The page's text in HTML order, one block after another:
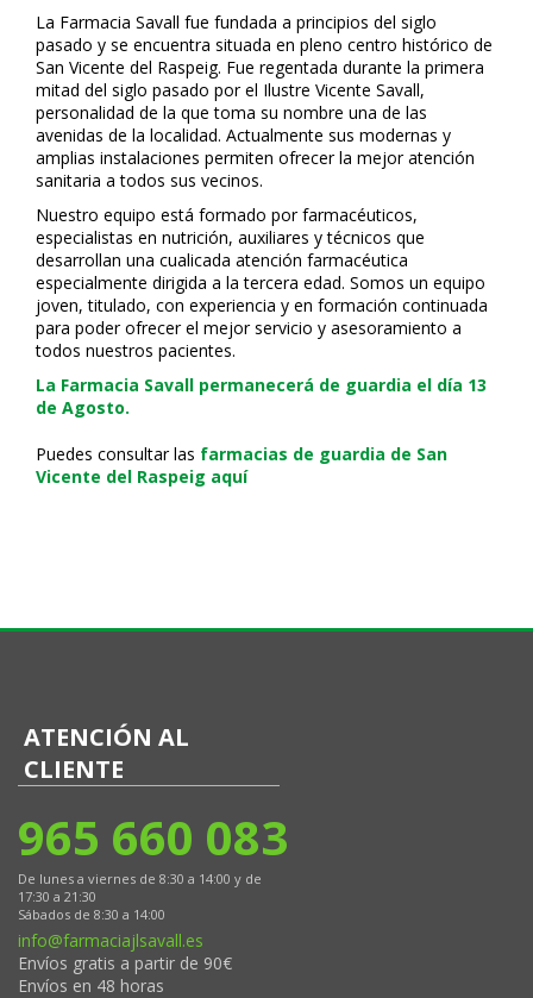
La Farmacia Savall fue fundada a principios del siglo
pasado y se encuentra situada en pleno centro histórico de
San Vicente del Raspeig. Fue regentada durante la primera
mitad del siglo pasado por el Ilustre Vicente Savall,
personalidad de la que toma su nombre una de las
avenidas de la localidad. Actualmente sus modernas y
amplias instalaciones permiten ofrecer la mejor atención
sanitaria a todos sus vecinos.
Nuestro equipo está formado por farmacéuticos,
especialistas en nutrición, auxiliares y técnicos que
desarrollan una cualificada atención farmacéutica
especialmente dirigida a la tercera edad. Somos un equipo
joven, titulado, con experiencia y en formación continuada
para poder ofrecer el mejor servicio y asesoramiento a
todos nuestros pacientes.
La Farmacia Savall permanecerá de guardia el día 13
de Agosto.
Puedes consultar las farmacias de guardia de San
Vicente del Raspeig aquí
ATENCIÓN AL
CLIENTE
965 660 083
De lunes a viernes de 8:30 a 14:00 y de
17:30 a 21:30
Sábados de 8:30 a 14:00
info@farmaciajlsavall.es
Envíos gratis a partir de 90€
Envíos en 48 horas